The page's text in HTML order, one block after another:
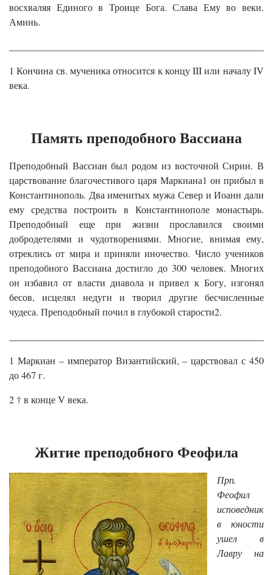
восхваляя Единого в Троице Бога. Слава Ему во веки.
Аминь.
1 Кончина св. мученика относится к концу III или началу IV
века.
Память преподобного Вассиана
Преподобный Вассиан был родом из восточной Сирии. В
царствование благочестивого царя Маркиана1 он прибыл в
Константинополь. Два именитых мужа Север и Иоанн дали
ему средства построить в Константинополе монастырь.
Преподобный еще при жизни прославился своими
добродетелями и чудотворениями. Многие, внимая ему,
отреклись от мира и приняли иночество. Число учеников
преподобного Вассиана достигло до 300 человек. Многих
он избавил от власти диавола и привел к Богу, изгонял
бесов, исцелял недуги и творил другие бесчисленные
чудеса. Преподобный почил в глубокой старости2.
1 Маркиан – император Византийский, – царствовал с 450
до 467 г.
2 † в конце V века.
Житие преподобного Феофила
Прп.
Феофил
исповедник
в юности
ушел в
Лавру на